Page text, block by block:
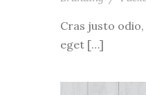
Cras justo
eget […]